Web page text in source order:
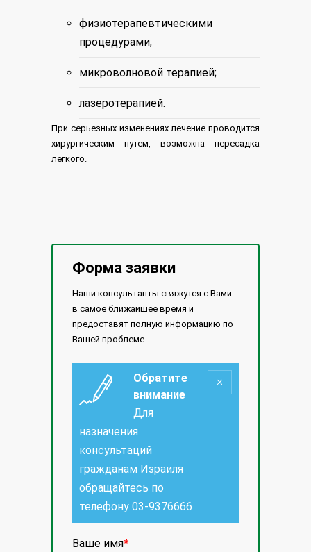
физиотерапевтическими
процедурами;
микроволновой терапией;
лазеротерапией.
При серьезных изменениях лечение проводится
хирургическим путем, возможна пересадка
легкого.
Форма заявки
Наши консультанты свяжутся с Вами
в самое ближайшее время и
предоставят полную информацию по
Вашей проблеме.
Обратите
внимание
Для
назначения
консультаций
гражданам Израиля
обращайтесь по
телефону 03-9376666
Ваше имя*